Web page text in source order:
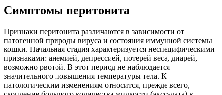
Симптомы перитонита
Признаки перитонита различаются в зависимости от
патогенной природы вируса и состояния иммунной системы
кошки. Начальная стадия характеризуется неспецифическими
признаками: анемией, депрессией, потерей веса, диарей,
возможно рвотой. В этот период не наблюдается
значительного повышения температуры тела. К
патологическим изменениям относится, прежде всего,